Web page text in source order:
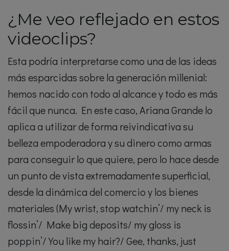
¿Me veo reflejado en estos
videoclips?
Esta podría interpretarse como una de las ideas
más esparcidas sobre la generación millenial:
hemos nacido con todo al alcance y todo es más
fácil que nunca. En este caso, Ariana Grande lo
aplica a utilizar de forma reivindicativa su
belleza empoderadora y su dinero como armas
para conseguir lo que quiere, pero lo hace desde
un punto de vista extremadamente superficial,
desde la dinámica del comercio y los bienes
materiales (My wrist, stop watchin’/ my neck is
flossin’/ Make big deposits/ my gloss is
poppin’/ You like my hair?/ Gee, thanks, just